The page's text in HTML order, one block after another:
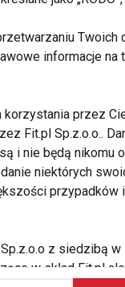
jesienią
Twoich
informacje na
przez
Fit.pl Sp.z.o.o..
i nie będą
niektórych
przypadków
z siedzibą
w skład Fit.pl